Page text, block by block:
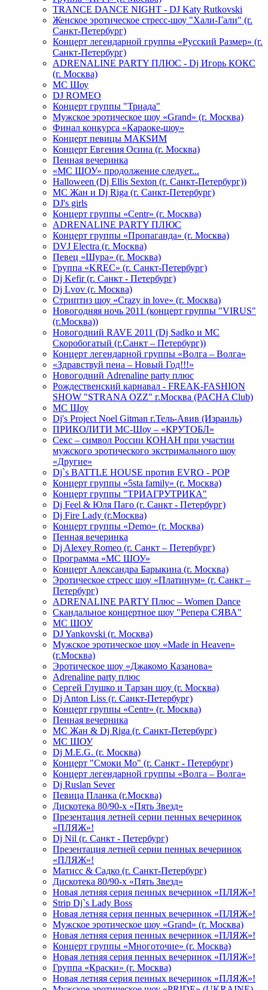
TRANCE DANCE NIGHT - DJ Katy Rutkovski
Женское эротическое стресс-шоу "Хали-Гали" (г.
Санкт-Петербург)
Концерт легендарной группы «Русский Размер» (г.
Санкт-Петербург)
ADRENALINE PARTY ПЛЮС - Dj Игорь КОКС
(г. Москва)
MC Шоу
DJ ROMEO
Концерт группы "Триада"
Мужское эротическое шоу «Grand» (г. Москва)
Финал конкурса «Караоке-шоу»
Концерт певицы МАКSИМ
Концерт Евгения Осина (г. Москва)
Пенная вечеринка
«МС ШОУ» продолжение следует...
Halloween (Dj Ellis Sexton (г. Санкт-Петербург))
МС Жан и Dj Riga (г. Санкт-Петербург)
DJ's girls
Концерт группы «Centr» (г. Москва)
ADRENALINE PARTY ПЛЮС
Концерт группы «Пропаганда» (г. Москва)
DVJ Electra (г. Москва)
Певец «Шура» (г. Москва)
Группа «KREC» (г. Санкт-Петербург)
Dj Kefir (г. Санкт - Петербург)
Dj Lvov (г. Москва)
Стриптиз шоу «Crazy in love» (г. Москва)
Новогодняя ночь 2011 (концерт группы "VIRUS"
(г.Москва))
Новогодний RAVE 2011 (Dj Sadko и MC
Скоробогатый (г.Санкт – Петербург))
Концерт легендарной группы «Волга – Волга»
«Здравствуй пена – Новый Год!!!»
Новогодний Adrenaline party плюс
Рождественский карнавал - FREAK-FASHION
SHOW "STRANA OZZ" г.Москва (PACHA Club)
MC Шоу
Dj's Project Noel Gitman г.Тель-Авив (Израиль)
ПРИКОЛИТИ МС-Шоу – «КРУТОБЛ»
Секс – символ России КОНАН при участии
мужского эротического экстримального шоу
«Другие»
Dj`s BATTLE HOUSE против EVRO - POP
Концерт группы «5sta family» (г. Москва)
Концерт группы "ТРИАГРУТРИКА"
Dj Feel & Юля Паго (г. Санкт - Петербург)
Dj Fire Lady (г.Москва)
Концерт группы «Demo» (г. Москва)
Пенная вечеринка
Dj Alexey Romeo (г. Санкт – Петербург)
Программа «МС ШОУ»
Концерт Александра Барыкина (г. Москва)
Эротическое стресс шоу «Платинум» (г. Санкт –
Петербург)
ADRENALINE PARTY Плюс – Women Dance
Скандальное концертное шоу "Репера СЯВА"
МС ШОУ
DJ Yankovski (г. Москва)
Мужское эротическое шоу «Made in Heaven»
(г.Москва)
Эротическое шоу «Джакомо Казанова»
Adrenaline party плюс
Сергей Глушко и Тарзан шоу (г. Москва)
Dj Anton Liss (г. Санкт-Петербург)
Концерт группы «Centr» (г. Москва)
Пенная вечерника
МС Жан & Dj Riga (г. Санкт-Петербург)
МС ШОУ
Dj M.E.G. (г. Москва)
Концерт "Смоки Мо" (г. Санкт - Петербург)
Концерт легендарной группы «Волга – Волга»
Dj Ruslan Sever
Певица Планка (г.Москва)
Дискотека 80/90-х «Пять Звезд»
Презентация летней серии пенных вечеринок
«ПЛЯЖ»!
Dj Nil (г. Санкт - Петербург)
Презентация летней серии пенных вечеринок
«ПЛЯЖ»!
Матисс & Садко (г. Санкт-Петербург)
Дискотека 80/90-х «Пять Звезд»
Новая летняя серия пенных вечеринок «ПЛЯЖ»!
Strip Dj`s Lady Boss
Новая летняя серия пенных вечеринок «ПЛЯЖ»!
Мужское эротическое шоу «Grand» (г. Москва)
Новая летняя серия пенных вечеринок «ПЛЯЖ»!
Концерт группы «Многоточие» (г. Москва)
Новая летняя серия пенных вечеринок «ПЛЯЖ»!
Группа «Краски» (г. Москва)
Новая летняя серия пенных вечеринок «ПЛЯЖ»!